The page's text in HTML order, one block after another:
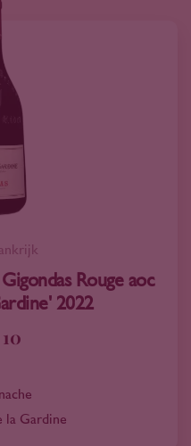
Rouge aoc
2022
10
la Gardine